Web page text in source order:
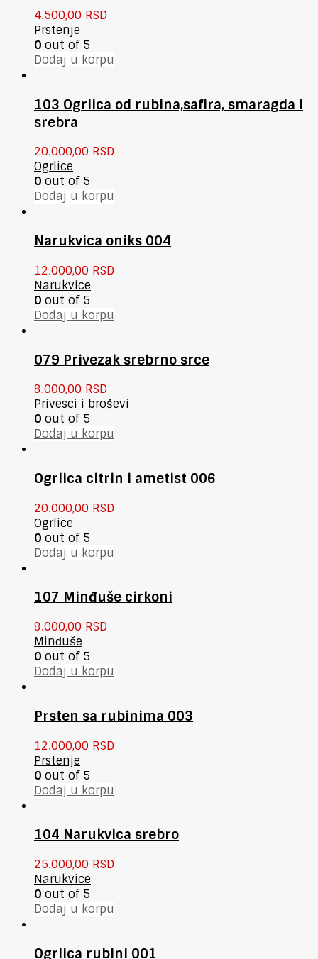
4.500,00 RSD
Prstenje
0 out of 5
Dodaj u korpu
103 Ogrlica od rubina,safira, smaragda i
srebra
20.000,00 RSD
Ogrlice
0 out of 5
Dodaj u korpu
Narukvica oniks 004
12.000,00 RSD
Narukvice
0 out of 5
Dodaj u korpu
079 Privezak srebrno srce
8.000,00 RSD
Privesci i broševi
0 out of 5
Dodaj u korpu
Ogrlica citrin i ametist 006
20.000,00 RSD
Ogrlice
0 out of 5
Dodaj u korpu
107 Minđuše cirkoni
8.000,00 RSD
Minđuše
0 out of 5
Dodaj u korpu
Prsten sa rubinima 003
12.000,00 RSD
Prstenje
0 out of 5
Dodaj u korpu
104 Narukvica srebro
25.000,00 RSD
Narukvice
0 out of 5
Dodaj u korpu
Ogrlica rubini 001